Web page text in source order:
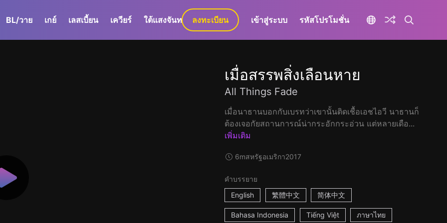
BL/วาย เกย์ เลสเบี้ยน เควียร์ ใต้แสงจันทร์ GaLa+
ลงทะเบียน เข้าสู่ระบบ รหัสโปรโมชั่น
เมื่อสรรพสิ่งเลือนหาย
All Things Fade
เมื่อนาธานบอกกับเบรทว่าเขานั้นติดเชื้อเอชไอวี นาธานก็
ต้องเจอกัยสถานการณ์น่ากระอักกระอ่วน แต่หลายเดือ...
เพิ่มเติม
6mสหรัฐอเมริกา2017
คำบรรยาย
English
繁體中文 简体中文
Bahasa Indonesia Tiếng Việt ภาษาไทย